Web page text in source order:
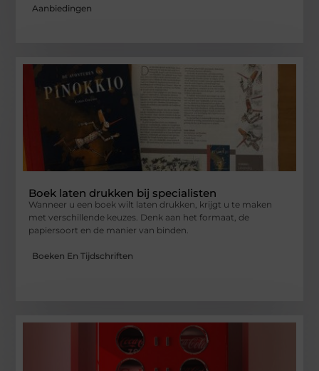
Aanbiedingen
Boek laten drukken bij specialisten
Wanneer u een boek wilt laten drukken, krijgt u te maken
met verschillende keuzes. Denk aan het formaat, de
papiersoort en de manier van binden.
Boeken En Tijdschriften